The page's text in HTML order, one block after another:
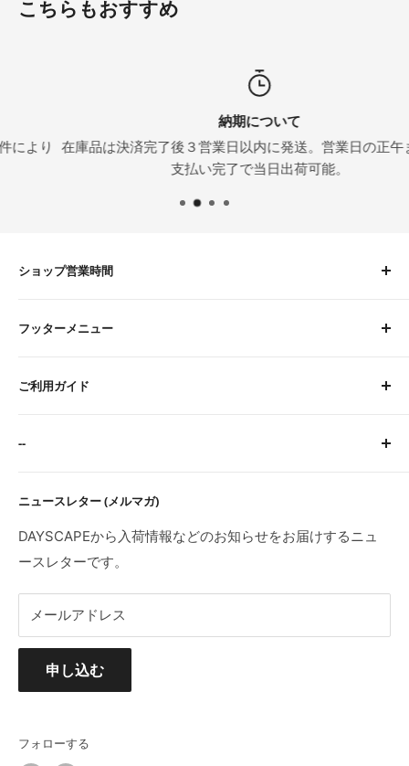
こちらもおすすめ
納期について
在庫品は決済完了後３営業日以内に発送。営業日の正午までにお
支払い完了で当日出荷可能。
ニュースレター (メルマガ)
DAYSCAPEから入荷情報などのお知らせをお届けするニュ
ースレターです。
メールアドレス
申し込む
ショップ営業時間
土曜 9:00〜12:00
※臨時休業日等はトップページにてご案内します。
フッターメニュー
お問い合わせ
ご利用ガイド
ご注文・お支払いについて
返品・交換・初期不良・海外製品について
--
プライバシーポリシー
利用規約
フォローする